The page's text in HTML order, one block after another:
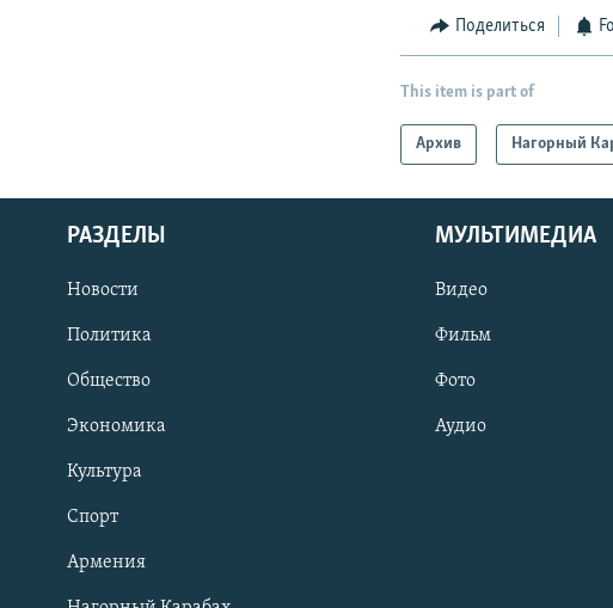
Поделиться
This item is part of
Архив Нагорный
РАЗДЕЛЫ
Новости
Политика
Общество
Экономика
Культура
Спорт
Армения
МУЛЬТИМЕДИА
Видео
Фильм
Фото
Аудио